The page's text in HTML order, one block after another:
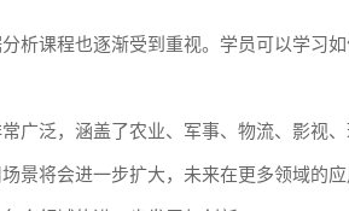
析课程也逐渐受到重视。学员可以学习
广泛，涵盖了农业、军事、物流、影视
景将会进一步扩大，未来在更多领域的